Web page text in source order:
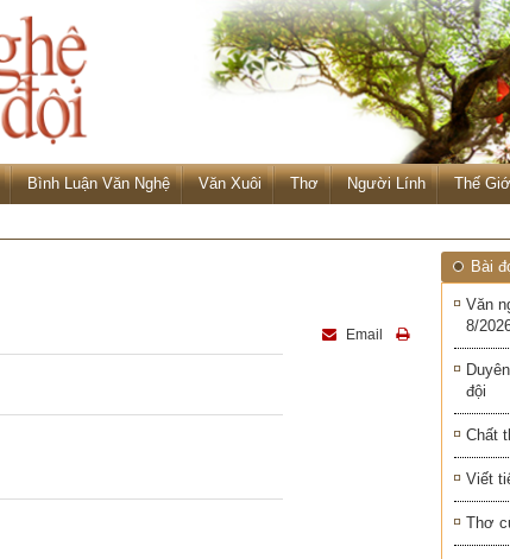
Bình Luận Văn Nghệ Văn Xuôi Thơ Người Lính Thế
Email
Bài
Văn
8/
đội
Chất
Viết
Thơ